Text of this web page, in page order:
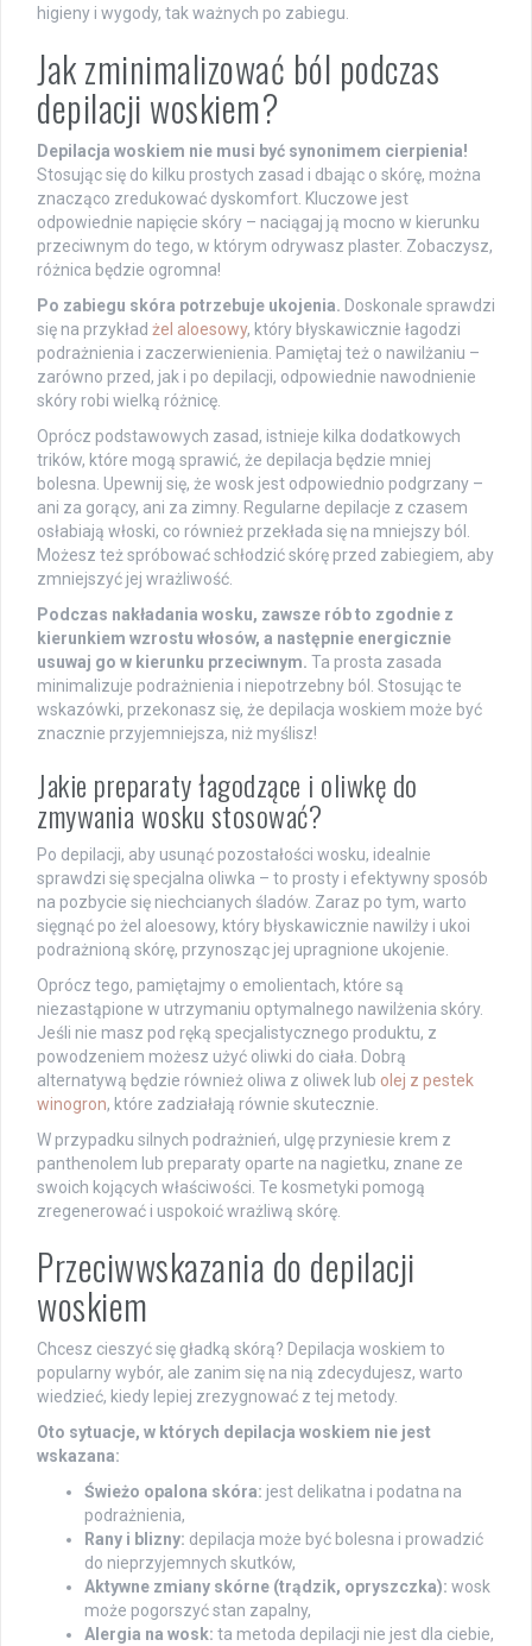
higieny i wygody, tak ważnych po zabiegu.
Jak zminimalizować ból podczas
depilacji woskiem?
Depilacja woskiem nie musi być synonimem cierpienia!
Stosując się do kilku prostych zasad i dbając o skórę, można
znacząco zredukować dyskomfort. Kluczowe jest
odpowiednie napięcie skóry – naciągaj ją mocno w kierunku
przeciwnym do tego, w którym odrywasz plaster. Zobaczysz,
różnica będzie ogromna!
Po zabiegu skóra potrzebuje ukojenia. Doskonale sprawdzi
się na przykład żel aloesowy, który błyskawicznie łagodzi
podrażnienia i zaczerwienienia. Pamiętaj też o nawilżaniu –
zarówno przed, jak i po depilacji, odpowiednie nawodnienie
skóry robi wielką różnicę.
Oprócz podstawowych zasad, istnieje kilka dodatkowych
trików, które mogą sprawić, że depilacja będzie mniej
bolesna. Upewnij się, że wosk jest odpowiednio podgrzany –
ani za gorący, ani za zimny. Regularne depilacje z czasem
osłabiają włoski, co również przekłada się na mniejszy ból.
Możesz też spróbować schłodzić skórę przed zabiegiem, aby
zmniejszyć jej wrażliwość.
Podczas nakładania wosku, zawsze rób to zgodnie z
kierunkiem wzrostu włosów, a następnie energicznie
usuwaj go w kierunku przeciwnym. Ta prosta zasada
minimalizuje podrażnienia i niepotrzebny ból. Stosując te
wskazówki, przekonasz się, że depilacja woskiem może być
znacznie przyjemniejsza, niż myślisz!
Jakie preparaty łagodzące i oliwkę do
zmywania wosku stosować?
Po depilacji, aby usunąć pozostałości wosku, idealnie
sprawdzi się specjalna oliwka – to prosty i efektywny sposób
na pozbycie się niechcianych śladów. Zaraz po tym, warto
sięgnąć po żel aloesowy, który błyskawicznie nawilży i ukoi
podrażnioną skórę, przynosząc jej upragnione ukojenie.
Oprócz tego, pamiętajmy o emolientach, które są
niezastąpione w utrzymaniu optymalnego nawilżenia skóry.
Jeśli nie masz pod ręką specjalistycznego produktu, z
powodzeniem możesz użyć oliwki do ciała. Dobrą
alternatywą będzie również oliwa z oliwek lub olej z pestek
winogron, które zadziałają równie skutecznie.
W przypadku silnych podrażnień, ulgę przyniesie krem z
panthenolem lub preparaty oparte na nagietku, znane ze
swoich kojących właściwości. Te kosmetyki pomogą
zregenerować i uspokoić wrażliwą skórę.
Przeciwwskazania do depilacji
woskiem
Chcesz cieszyć się gładką skórą? Depilacja woskiem to
popularny wybór, ale zanim się na nią zdecydujesz, warto
wiedzieć, kiedy lepiej zrezygnować z tej metody.
Oto sytuacje, w których depilacja woskiem nie jest
wskazana:
Świeżo opalona skóra: jest delikatna i podatna na
podrażnienia,
Rany i blizny: depilacja może być bolesna i prowadzić
do nieprzyjemnych skutków,
Aktywne zmiany skórne (trądzik, opryszczka): wosk
może pogorszyć stan zapalny,
Alergia na wosk: ta metoda depilacji nie jest dla ciebie,